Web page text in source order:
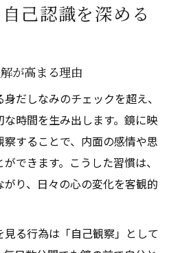
己認識を深める
が高まる理由
だしなみのチェックを超え、
時間を生み出します。鏡に映
することで、内面の感情や思
できます。こうした習慣は、
り、日々の心の変化を客観的
る行為は「自己観察」として